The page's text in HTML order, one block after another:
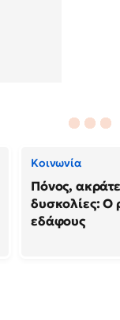
Κοινωνία
Πόνος,
δυσκολίες: Ο
εδάφους